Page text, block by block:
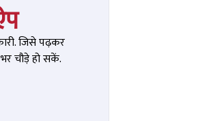
जिसे पढ़कर
चौड़े हो सकें.